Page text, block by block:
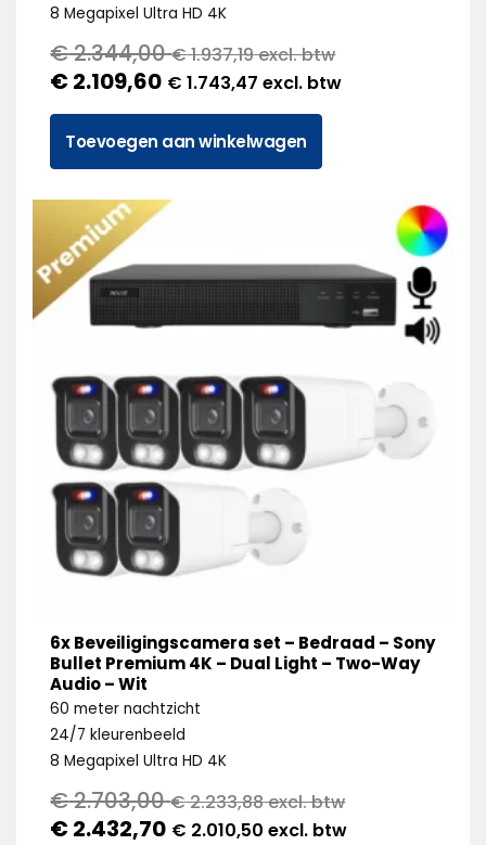
8 Megapixel Ultra HD 4K
€2.344,00 €1.937,19excl. btw
€2.109,60 € 1.743,47 excl. btw
Toevoegen aan winkelwagen
6x Beveiligingscamera set – Bedraad – Sony
Bullet Premium 4K – Dual Light – Two-Way
Audio – Wit
60 meter nachtzicht
24/7 kleurenbeeld
8 Megapixel Ultra HD 4K
€2.703,00 €2.233,88excl. btw
€2.432,70 € 2.010,50 excl. btw